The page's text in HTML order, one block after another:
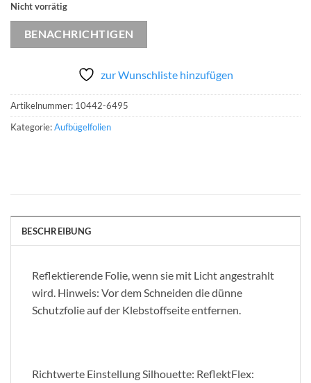
Nicht vorrätig
BENACHRICHTIGEN
zur Wunschliste hinzufügen
Artikelnummer: 10442-6495
Kategorie:Aufbügelfolien
BESCHREIBUNG
Reflektierende Folie, wenn sie mit Licht angestrahlt
wird. Hinweis: Vor dem Schneiden die dünne
Schutzfolie auf der Klebstoffseite entfernen.
Richtwerte Einstellung Silhouette: ReflektFlex: